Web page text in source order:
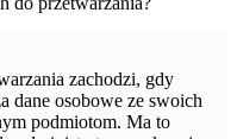
zachodzi, gdy
dane osobowe ze swoich
podmiotom. Ma to